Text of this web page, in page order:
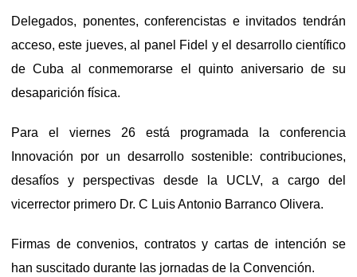
Delegados, ponentes, conferencistas e invitados tendrán
acceso, este jueves, al panel Fidel y el desarrollo científico
de Cuba al conmemorarse el quinto aniversario de su
desaparición física.
Para el viernes 26 está programada la conferencia
Innovación por un desarrollo sostenible: contribuciones,
desafíos y perspectivas desde la UCLV, a cargo del
vicerrector primero Dr. C Luis Antonio Barranco Olivera.
Firmas de convenios, contratos y cartas de intención se
han suscitado durante las jornadas de la Convención.